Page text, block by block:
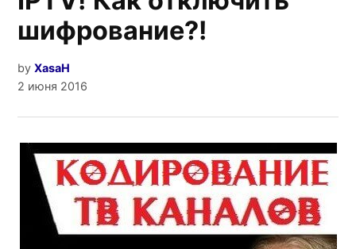
шифрование?!
by XasaH
2 июня 2016